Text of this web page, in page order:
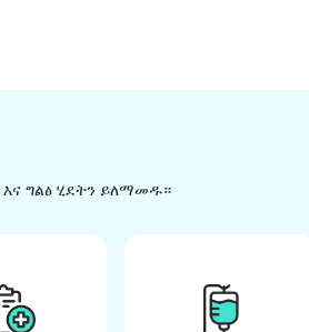
እና ግልፅ ሂደትን ይለማመዱ።